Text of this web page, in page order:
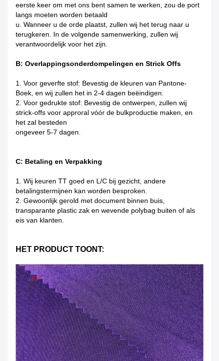
eerste keer om met ons bent samen te werken, zou de port
langs moeten worden betaald
u. Wanneer u de orde plaatst, zullen wij het terug naar u
terugkeren. In de volgende samenwerking, zullen wij
verantwoordelijk voor het zijn.
B: Overlappingsonderdompelingen en Strick Offs
1. Voor geverfte stof: Bevestig de kleuren van Pantone-
Boek, en wij zullen het in 2-4 dagen beëindigen.
2. Voor gedrukte stof: Bevestig de ontwerpen, zullen wij
strick-offs voor approral vóór de bulkproductie maken, en
het zal besteden
ongeveer 5-7 dagen.
C: Betaling en Verpakking
1. Wij keuren TT goed en L/C bij gezicht, andere
betalingstermijnen kan worden besproken.
2. Gewoonlijk gerold met document binnen buis,
transparante plastic zak en wevende polybag buiten of als
eis van klanten.
HET PRODUCT TOONT: